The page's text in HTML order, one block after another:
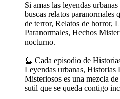
Si amas las leyendas
buscas relatos paranormales
de terror, Relatos de horror,
Paranormales, Hechos
nocturno.
🔮 Cada episodio de
Leyendas urbanas, Historias
Misteriosos es una mezcla
sutil que se queda contigo